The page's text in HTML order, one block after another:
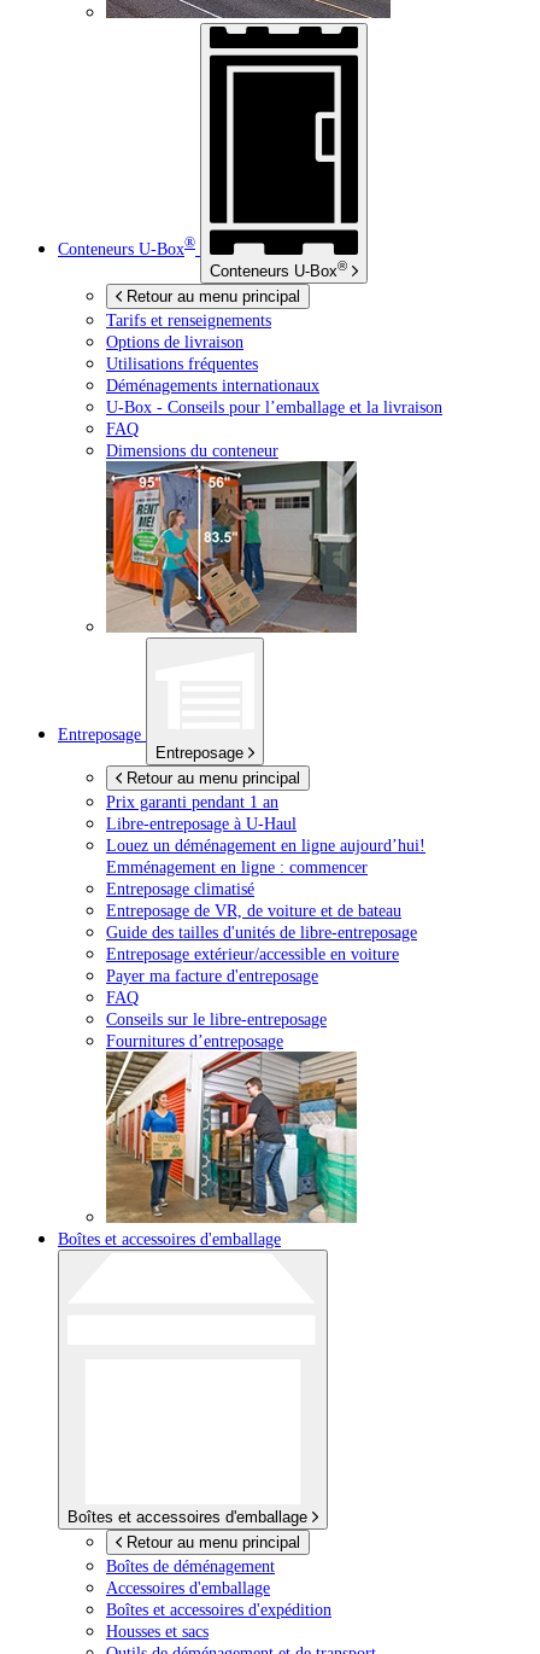
Conteneurs U-Box®
Conteneurs U-Box®
Retour au menu principal
Tarifs et renseignements
Options de livraison
Utilisations fréquentes
Déménagements internationaux
U-Box - Conseils pour l’emballage et la livraison
FAQ
Dimensions du conteneur
Entreposage
Entreposage
Retour au menu principal
Prix garanti pendant 1 an
Libre-entreposage à U-Haul
Louez un déménagement en ligne aujourd’hui!
Emménagement en ligne : commencer
Entreposage climatisé
Entreposage de VR, de voiture et de bateau
Guide des tailles d'unités de libre-entreposage
Entreposage extérieur/accessible en voiture
Payer ma facture d'entreposage
FAQ
Conseils sur le libre-entreposage
Fournitures d’entreposage
Boîtes et accessoires d'emballage
Boîtes et accessoires d'emballage
Retour au menu principal
Boîtes de déménagement
Accessoires d'emballage
Boîtes et accessoires d'expédition
Housses et sacs